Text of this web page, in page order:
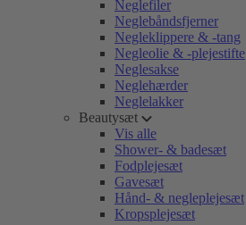
Neglefiler
Neglebåndsfjerner
Negleklippere & -tang
Negleolie & -plejestifte
Neglesakse
Neglehærder
Neglelakker
Beautysæt
Vis alle
Shower- & badesæt
Fodplejesæt
Gavesæt
Hånd- & negleplejesæt
Kropsplejesæt